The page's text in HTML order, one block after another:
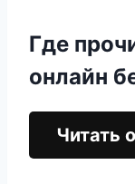
Где
онлайн
Читать